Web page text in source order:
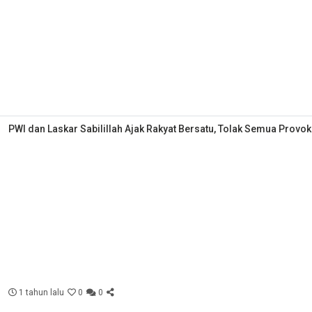
PWI dan Laskar Sabilillah Ajak Rakyat Bersatu, Tolak Semua
1 tahun lalu 0 0